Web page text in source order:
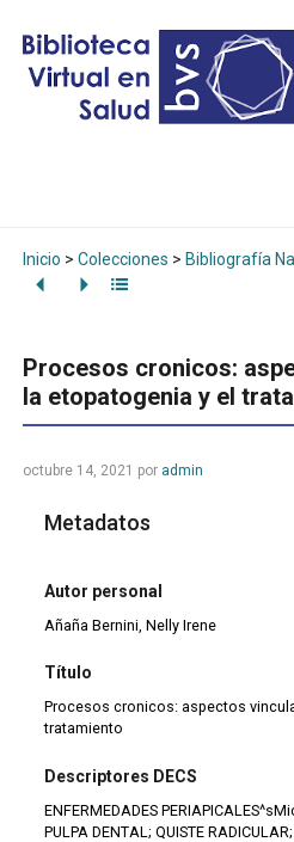
Inicio > Colecciones > Bibliografía
Procesos cronicos:
la etopatogenia y el
octubre 14, 2021 por admin
Metadatos
Autor personal
Añaña Bernini, Nelly Irene
Título
Procesos cronicos: aspectos
tratamiento
Descriptores DECS
ENFERMEDADES
PULPA DENTAL; QUISTE